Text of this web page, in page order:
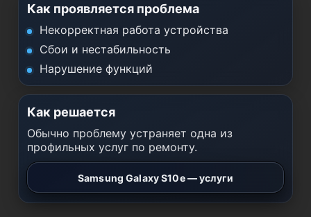
Как проявляется проблема
Некорректная работа устройства
Сбои и нестабильность
Нарушение функций
Как решается
Обычно проблему устраняет одна из
профильных услуг по ремонту.
Samsung Galaxy S10e — услуги